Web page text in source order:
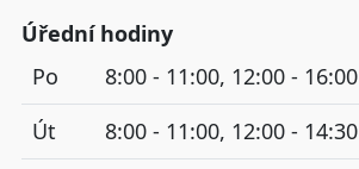
Úřední hodiny
Po
8:00 - 11:00, 12:00 - 16:00
Út
8:00 - 11:00, 12:00 - 14:30